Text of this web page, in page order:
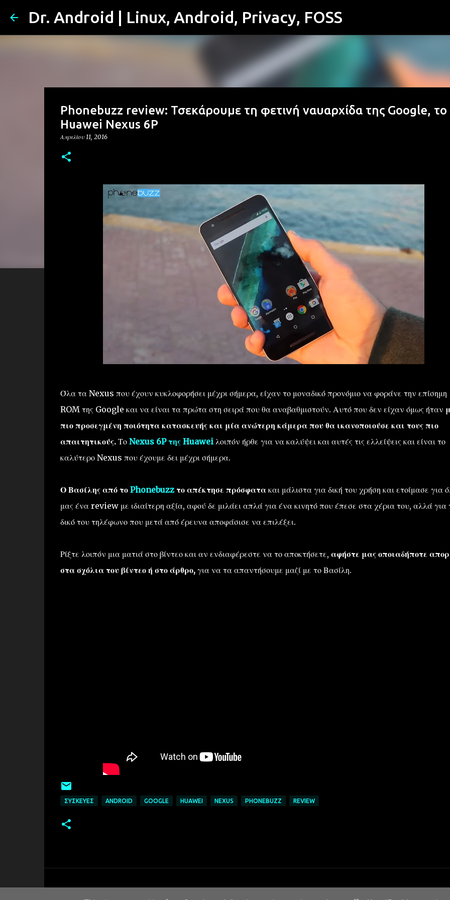
Μετάβαση στο κύριο περιεχόμενο
Dr. Android | Linux, Android, Privacy, FOSS
Phonebuzz review: Τσεκάρουμε τη φετινή ναυαρχίδα της Google, το
Huawei Nexus 6P
Απριλίου 11, 2016
Όλα τα Nexus που έχουν κυκλοφορήσει μέχρι σήμερα, είχαν το μοναδικό προνόμιο να φοράνε την επίσημη
ROM της Google και να είναι τα πρώτα στη σειρά που θα αναβαθμιστούν. Αυτό που δεν είχαν όμως ήταν
πιο προσεγμένη ποιότητα κατασκευής και μία ανώτερη κάμερα που θα ικανοποιούσε και τους πιο
απαιτητικούς.Το Nexus 6P της Huaweiλοιπόν ήρθε για να καλύψει και αυτές τις ελλείψεις και είναι το
καλύτερο Nexus που έχουμε δει μέχρι σήμερα.
Ο Βασίλης από το Phonebuzzτο απέκτησε πρόσφατα και μάλιστα για δική του χρήση και ετοίμασε για
μας ένα review με ιδιαίτερη αξία, αφού δε μιλάει απλά για ένα κινητό που έπεσε στα χέρια του, αλλά για
δικό του τηλέφωνο που μετά από έρευνα αποφάσισε να επιλέξει.
Ρίξτε λοιπόν μια ματιά στο βίντεο και αν ενδιαφέρεστε να το αποκτήσετε, αφήστε μας οποιαδήποτε
στα σχόλια του βίντεο ή στο άρθρο,για να τα απαντήσουμε μαζί με το Βασίλη.
ΣΥΣΚΕΥΈΣ ANDROID GOOGLE HUAWEI NEXUS PHONEBUZZ REVIEW